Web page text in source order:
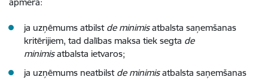
ja uzņēmums atbilst de minimisatbalsta saņemšanas
kritērijiem, tad dalības maksa tiek segta de
minimisatbalsta ietvaros;
ja uzņēmums neatbilst de minimisatbalsta saņemšanas